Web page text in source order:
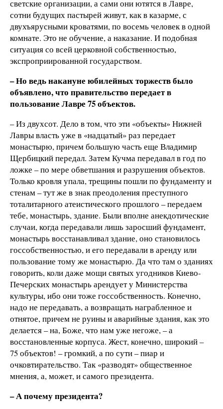
светские организации, а сами они ютятся в Лавре,
сотни будущих пастырей живут, как в казарме, с
двухъярусными кроватями, по восемь человек в одной
комнате. Это не обучение, а наказание. И подобная
ситуация со всей церковной собственностью,
экспроприированной государством.
– Но ведь накануне юбилейных торжеств было
объявлено, что правительство передает в
пользование Лавре 75 объектов.
– Из двухсот. Дело в том, что эти «объекты» Нижней
Лавры власть уже в «надцатый» раз передает
монастырю, причем большую часть еще Владимир
Щербицкий передал. Затем Кучма передавал в год по
ложке – по мере обветшания и разрушения объектов.
Только кровля упала, трещины пошли по фундаменту и
стенам – тут же в знак преодоления преступного
тоталитарного атеистического прошлого – передаем
тебе, монастырь, здание. Были вполне анекдотические
случаи, когда передавали лишь заросший фундамент,
монастырь восстанавливал здание, оно становилось
госсобственностью, и его передавали в аренду или
пользование тому же монастырю. Да что там о зданиях
говорить, коли даже мощи святых угодников Киево-
Печерских монастырь арендует у Министерства
культуры, ибо они тоже госсобственность. Конечно,
надо не передавать, а возвращать награбленное и
отнятое, причем не руины и аварийные здания, как это
делается – на, Боже, что нам уже негоже, – а
восстановленные корпуса. Жест, конечно, широкий –
75 объектов! – громкий, а по сути – пиар и
очковтирательство. Так «разводят» общественное
мнения, а, может, и самого президента.
– А почему президента?